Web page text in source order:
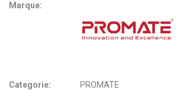
Marque:
Categorie: PROMATE